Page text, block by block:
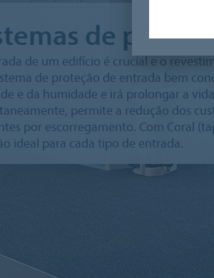
de
de um edifício é crucial e o
de proteção de entrada bem
e da humidade e irá prolongar a
permite a redução dos
por escorregamento. Com Coral
ideal para cada tipo de entrada.